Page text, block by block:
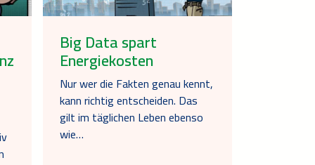
Big Data spart
Energiekosten
Nur wer die Fakten genau kennt,
kann richtig entscheiden. Das
gilt im täglichen Leben ebenso
wie…